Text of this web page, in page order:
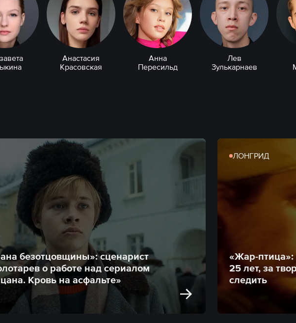
Анастасия
Красовская
Анна
Пересильд
Лев
Зулькарнаев
безотцовщины»: сценарист
о работе над сериалом
Кровь на асфальте»
ЛОНГРИД
«Жар-
25 лет, за
следить